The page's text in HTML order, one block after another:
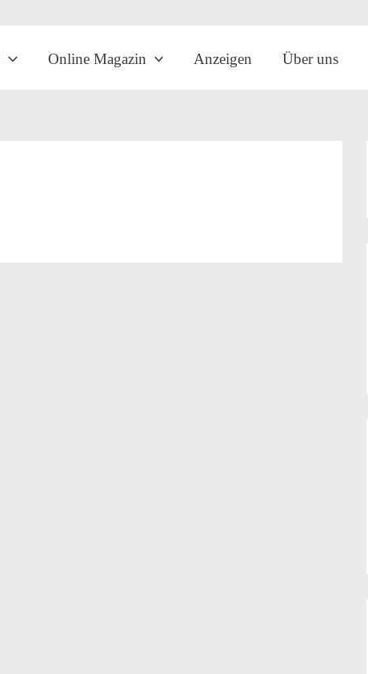
Online Magazin Anzeigen Über uns